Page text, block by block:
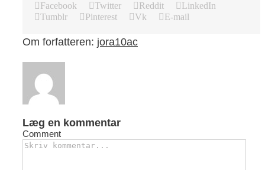
Facebook Twitter Reddit
LinkedIn
Tumblr
Pinterest Vk E-mail
Om forfatteren: jora10ac
Læg en kommentar
Comment